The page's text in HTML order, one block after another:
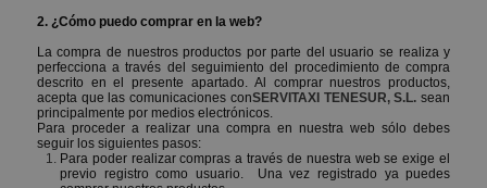
2. ¿Cómo puedo comprar en la web?
La compra de nuestros productos por parte del usuario se realiza y
perfecciona a través del seguimiento del procedimiento de compra
descrito en el presente apartado. Al comprar nuestros productos,
acepta que las comunicaciones conSERVITAXI TENESUR, S.L. sean
principalmente por medios electrónicos.
Para proceder a realizar una compra en nuestra web sólo debes
seguir los siguientes pasos:
Para poder realizar compras a través de nuestra web se exige el
previo registro como usuario. Una vez registrado ya puedes